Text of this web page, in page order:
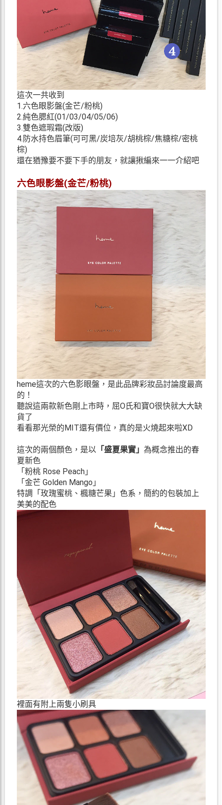
這次一共收到
1.六色眼影盤(金芒/粉桃)
2.純色腮紅(01/03/04/05/06)
3.雙色遮瑕霜(改版)
4.防水持色眉筆(可可黑/炭培灰/胡桃棕/焦糖棕/密桃
棕)
還在猶豫要不要下手的朋友，就讓揪編來一一介紹吧
六色眼影盤(金芒/粉桃)
heme這次的六色影眼盤，是此品牌彩妝品討論度最高
的！
聽說這兩款新色剛上市時，屈O氏和寶O很快就大大缺
貨了
看看那光榮的MIT還有價位，真的是火燒起來啦XD
這次的兩個顏色，是以「盛夏果實」 為概念推出的春
夏新色
「粉桃 Rose Peach」
「金芒 Golden Mango」
特調「玫瑰蜜桃、楓糖芒果」色系，簡約的包裝加上
美美的配色
裡面有附上兩隻小刷具